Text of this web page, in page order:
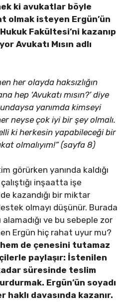
ki avukatlar böyle
olmak isteyen Ergün’ün
Fakültesi’ni kazanıp
Avukatı Mısın adlı
her olayda haksızlığın
hep ‘Avukatı mısın?’ diye
yanımda kimseyi
neyse çok iyi bir şey olmalı.
ki herkesin yapabileceği bir
olmalıyım!” (sayfa 8)
görürken yanında kaldığı
inşaatta işe
kazandığı bir miktar
olmayı düşünür. Burada
alamadığı ve bu sebeple zor
Ergün hiç rahat uyur mu?
de çenesini tutamaz
paylaşır: İstenilen
süresinde teslim
Ergün’ün soyadı
haklı davasında kazanır.